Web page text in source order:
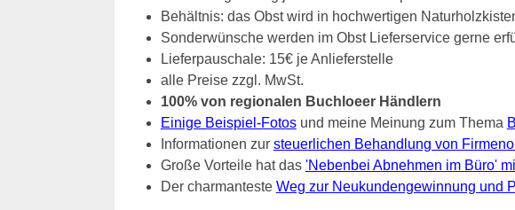
Behältnis: das Obst wird in hochwertigen
Sonderwünsche werden im Obst Lieferservice gerne
Lieferpauschale: 15€ je Anlieferstelle
alle Preise zzgl. MwSt.
100% von regionalen Buchloeer Händlern
Einige Beispiel-Fotosund meine Meinung zum Thema
Informationen zur steuerlichen Behandlung von
Große Vorteile hat das 'Nebenbei Abnehmen im Büro'
Der charmanteste Weg zur Neukundengewinnung und